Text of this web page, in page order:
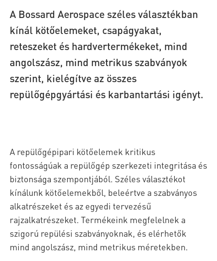
A Bossard Aerospace széles választékban
kínál kötőelemeket, csapágyakat,
reteszeket és hardvertermékeket, mind
angolszász, mind metrikus szabványok
szerint, kielégítve az összes
repülőgépgyártási és karbantartási igényt.
A repülőgépipari kötőelemek kritikus
fontosságúak a repülőgép szerkezeti integritása és
biztonsága szempontjából. Széles választékot
kínálunk kötőelemekből, beleértve a szabványos
alkatrészeket és az egyedi tervezésű
rajzalkatrészeket. Termékeink megfelelnek a
szigorú repülési szabványoknak, és elérhetők
mind angolszász, mind metrikus méretekben.